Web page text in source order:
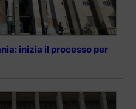
inizia il processo per